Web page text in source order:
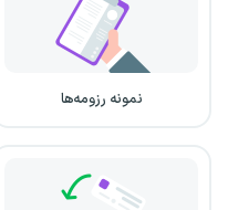
نمونه رزومه‌ها